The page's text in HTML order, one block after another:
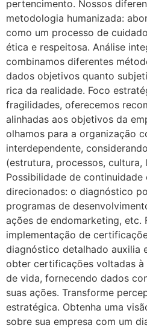
pertencimento. Nossos
metodologia humanizada:
como um processo de
ética e respeitosa. Análise
combinamos diferentes
dados objetivos quanto
rica da realidade. Foco
fragilidades, oferecemos
alinhadas aos objetivos da
olhamos para a organização
interdependente,
(estrutura, processos, cultura,
Possibilidade de
direcionados: o diagnóstico
programas de
ações de endomarketing, etc.
implementação de
diagnóstico detalhado auxilia
obter certificações voltadas à
de vida, fornecendo dados
suas ações. Transforme
estratégica. Obtenha uma
sobre sua empresa com um